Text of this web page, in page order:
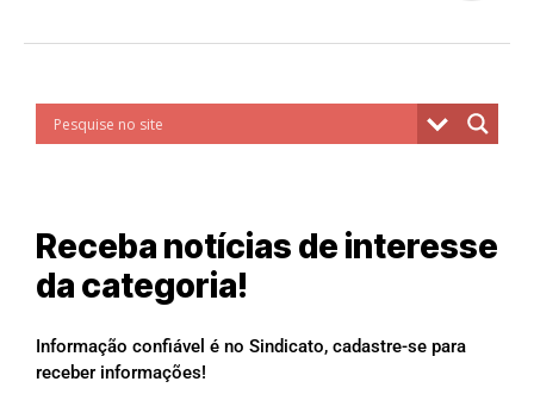
Receba notícias de interesse
da categoria!
Informação confiável é no Sindicato, cadastre-se para
receber informações!